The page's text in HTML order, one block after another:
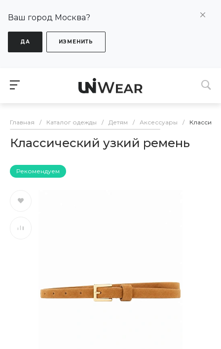
Ваш город Москва?
ДА ИЗМЕНИТЬ
Главная / Каталог одежды / Детям / Аксессуары /
Классический узкий ремень
Рекомендуем